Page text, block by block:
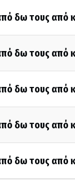
δω τους από
δω τους από
δω τους από
δω τους από
δω τους από